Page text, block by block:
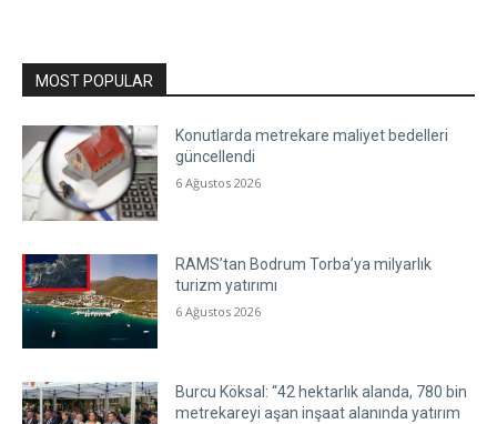
MOST POPULAR
Konutlarda metrekare maliyet bedelleri
güncellendi
6 Ağustos 2026
RAMS’tan Bodrum Torba’ya milyarlık
turizm yatırımı
6 Ağustos 2026
Burcu Köksal: “42 hektarlık alanda, 780 bin
metrekareyi aşan inşaat alanında yatırım